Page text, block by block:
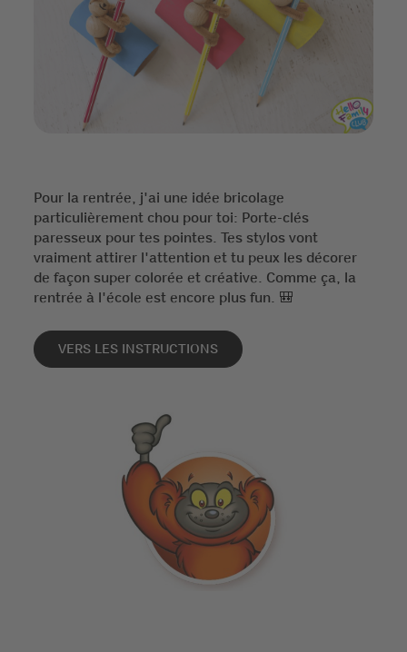
Pour la rentrée, j'ai une idée bricolage
particulièrement chou pour toi: Porte-clés
paresseux pour tes pointes. Tes stylos vont
vraiment attirer l'attention et tu peux les décorer
de façon super colorée et créative. Comme ça, la
rentrée à l'école est encore plus fun. 🎒
VERS LES INSTRUCTIONS